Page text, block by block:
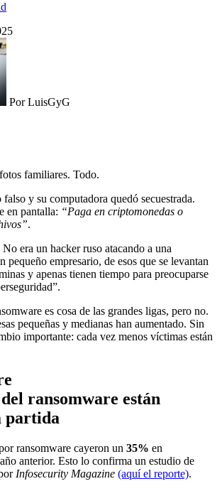
PorLuisGyG
familiares. Todo.
y su computadora quedó secuestrada.
en pantalla: “Paga en criptomonedas o
.
era un hacker ruso atacando a una
pequeño empresario, de esos que se levantan
y apenas tienen tiempo para preocuparse
es cosa de las grandes ligas, pero no.
pequeñas y medianas han aumentado. Sin
importante: cada vez menos víctimas están
ransomware están
partida
ransomware cayeron un 35% en
anterior. Esto lo confirma un estudio de
Infosecurity Magazine (aquí el reporte).